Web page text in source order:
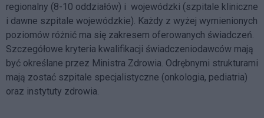
regionalny (8-10 oddziałów) i wojewódzki (szpitale kliniczne
i dawne szpitale wojewódzkie). Każdy z wyżej wymienionych
poziomów różnić ma się zakresem oferowanych świadczeń.
Szczegółowe kryteria kwalifikacji świadczeniodawców mają
być określane przez Ministra Zdrowia. Odrębnymi strukturami
mają zostać szpitale specjalistyczne (onkologia, pediatria)
oraz instytuty zdrowia.